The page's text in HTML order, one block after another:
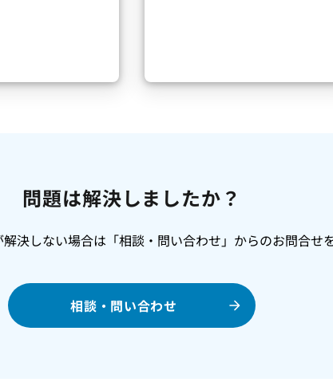
問題は解決しましたか？
決しない場合は「相談・問い合わせ」からのお問合せ
相談・問い合わせ